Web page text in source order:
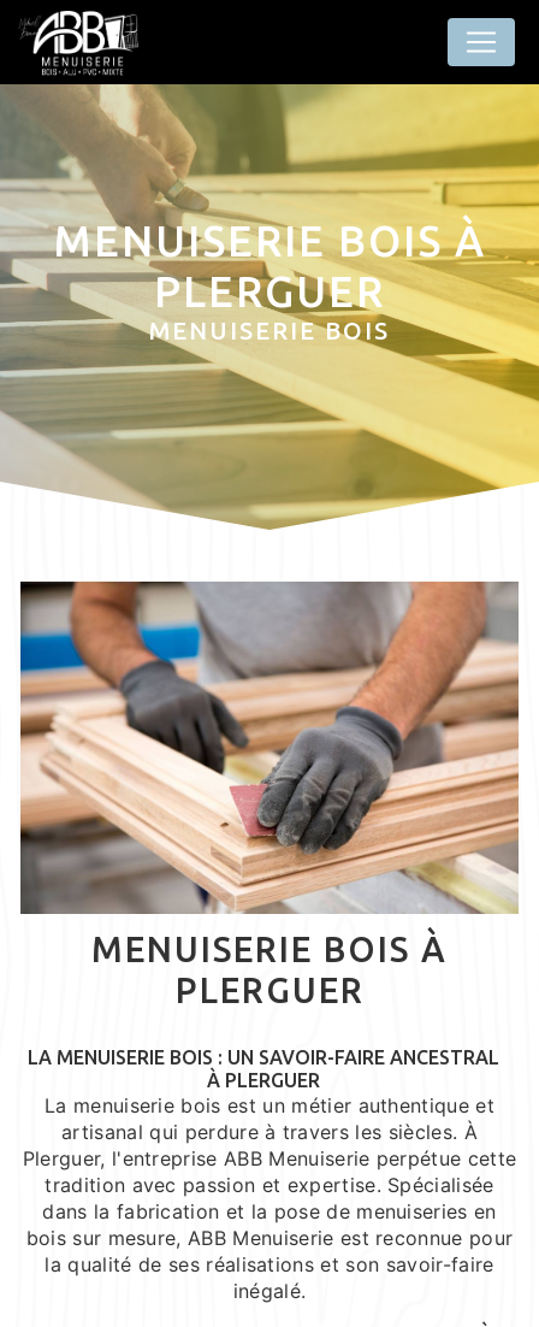
MENUISERIE BOIS À
PLERGUER
MENUISERIE BOIS
MENUISERIE BOIS À
PLERGUER
LA MENUISERIE BOIS : UN SAVOIR-FAIRE ANCESTRAL
À PLERGUER
La menuiserie bois est un métier authentique et
artisanal qui perdure à travers les siècles. À
Plerguer, l'entreprise ABB Menuiserie perpétue cette
tradition avec passion et expertise. Spécialisée
dans la fabrication et la pose de menuiseries en
bois sur mesure, ABB Menuiserie est reconnue pour
la qualité de ses réalisations et son savoir-faire
inégalé.
Panneau de gestion des cookies